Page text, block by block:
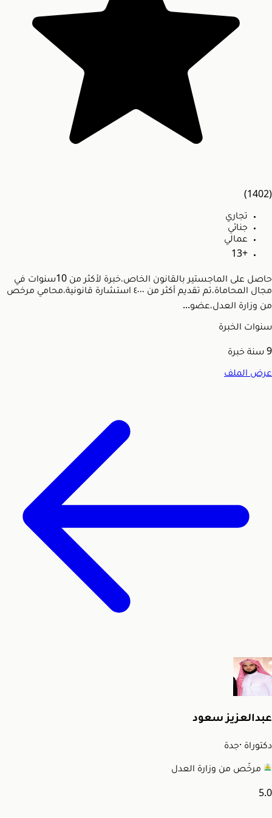
(1402)
تجاري
جنائي
عمالي
+13
حاصل على الماجستير بالقانون الخاص،خبرة لأكثر من 10سنوات في
مجال المحاماة،تم تقديم أكثر من ٤٠٠٠ استشارة قانونية،محامي مرخص
من وزارة العدل،عضو...
سنوات الخبرة
9 سنة خبرة
عرض الملف
عبدالعزيز سعود
دكتوراة ·جدة
مرخّص من وزارة العدل
5.0